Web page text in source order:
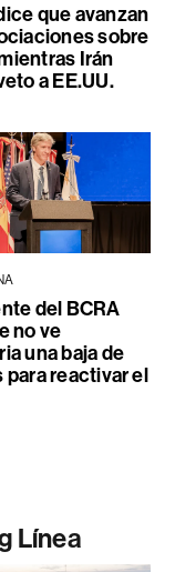
que avanzan
sobre
Irán
a EE.UU.
del BCRA
no ve
una baja de
para reactivar el
Línea